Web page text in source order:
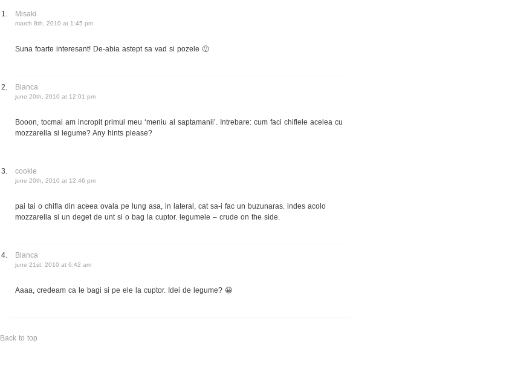
Misaki
march 8th, 2010 at 1:45 pm
Suna foarte interesant! De-abia astept sa vad si pozele 🙂
Bianca
june 20th, 2010 at 12:01 pm
Booon, tocmai am incropit primul meu ‘meniu al saptamanii’. Intrebare: cum faci chiflele acelea cu
mozzarella si legume? Any hints please?
cookie
june 20th, 2010 at 12:46 pm
pai tai o chifla din aceea ovala pe lung asa, in lateral, cat sa-i fac un buzunaras. indes acolo
mozzarella si un deget de unt si o bag la cuptor. legumele – crude on the side.
Bianca
june 21st, 2010 at 6:42 am
Aaaa, credeam ca le bagi si pe ele la cuptor. Idei de legume? 😀
Back to top